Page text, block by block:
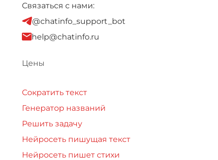
Связаться с нами:
@chatinfo_support_bot
help@chatinfo.ru
Цены
Сократить текст
Генератор названий
Решить задачу
Нейросеть пишущая текст
Нейросеть пишет стихи